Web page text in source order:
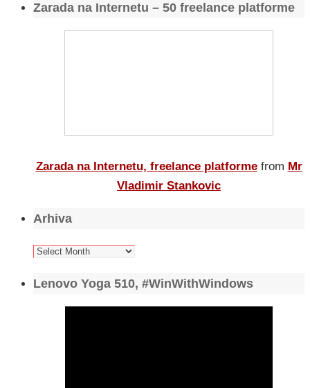
Zarada na Internetu – 50 freelance platforme
Zarada na Internetu, freelance platforme from Mr
Vladimir Stankovic
Arhiva
Arhiva
Lenovo Yoga 510, #WinWithWindows